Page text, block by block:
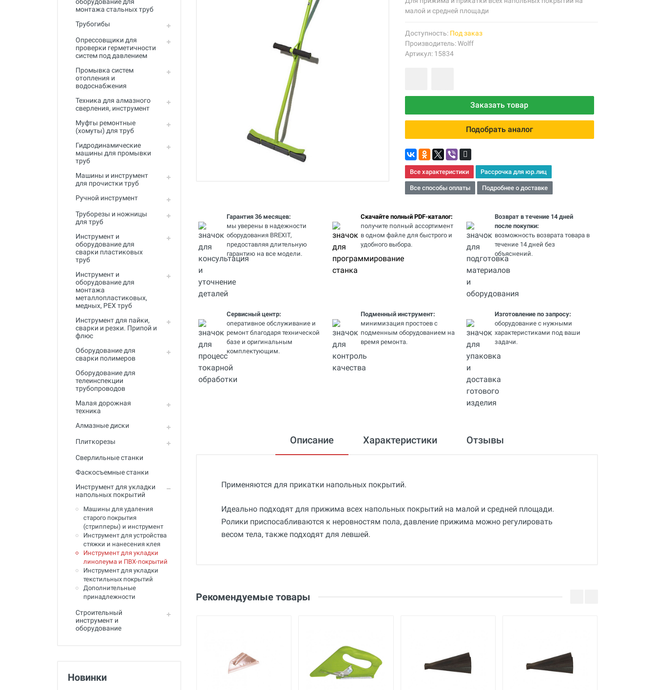
Промывка систем отопления и
водоснабжения
сверления, инструмент
Муфты ремонтные (хомуты) для
Гидродинамические машины
для промывки труб
Машины и инструмент для
Ручной инструмент
Труборезы и ножницы для труб
сварки пластиковых труб
монтажа металлопластиковых,
Инструмент для пайки, сварки и
резки. Припой и флюс
Оборудование для сварки
полимеров
Оборудование для
телеинспекции трубопроводов
Малая дорожная техника
Алмазные диски
Плиткорезы
Сверлильные станки
Фаскосъемные станки
Инструмент для укладки
Строительный инструмент и
оборудование
Полный каталог
монтажа стальных труб
Трубогибы
Опрессовщики для
проверки герметичности
систем под давлением
Промывка систем
отопления и
водоснабжения
Техника для алмазного
сверления, инструмент
Муфты ремонтные
(хомуты) для труб
Гидродинамические
машины для промывки
труб
Машины и инструмент
для прочистки труб
Ручной инструмент
Труборезы и ножницы
для труб
Инструмент и
оборудование для
сварки пластиковых
труб
Инструмент и
оборудование для
монтажа
металлопластиковых,
медных, PEX труб
Инструмент для пайки,
сварки и резки. Припой и
флюс
Оборудование для
сварки полимеров
Оборудование для
телеинспекции
трубопроводов
Малая дорожная
техника
Алмазные диски
Плиткорезы
Сверлильные станки
Фаскосъемные станки
Инструмент для укладки
напольных покрытий
Машины для удаления
старого покрытия
(стрипперы) и инструмент
Инструмент для устройства
стяжки и нанесения клея
Инструмент для укладки
линолеума и ПВХ-покрытий
Инструмент для укладки
текстильных покрытий
Дополнительные
принадлежности
Строительный
инструмент и
оборудование
Новинки
малой и средней площади
Доступность: Под заказ
Производитель:Wolff
Артикул: 15834
Заказать товар
Подобрать аналог
Все характеристики Рассрочка для юр.лиц
Все способы оплаты Подробнее о доставке
Гарантия 36 месяцев:
мы уверены в надежности
оборудования BREXIT,
предоставляя длительную
гарантию на все модели.
Скачайте полный PDF-каталог:
получите полный ассортимент
в одном файле для быстрого и
удобного выбора.
Возврат в течение 14 дней
после покупки:
возможность возврата товара в
течение 14 дней без
объяснений.
Сервисный центр:
оперативное обслуживание и
ремонт благодаря технической
базе и оригинальным
комплектующим.
Подменный инструмент:
минимизация простоев с
подменным оборудованием на
время ремонта.
Изготовление по запросу:
оборудование с нужными
характеристиками под ваши
задачи.
Описание Характеристики Отзывы
Применяются для прикатки напольных покрытий.
Идеально подходят для прижима всех напольных покрытий на малой и средней площади.
Ролики приспосабливаются к неровностям пола, давление прижима можно регулировать
весом тела, также подходят для левшей.
Бренд
Габариты с упаковкой
(ДхШхВ)
см
кг
Рекомендуемые товары